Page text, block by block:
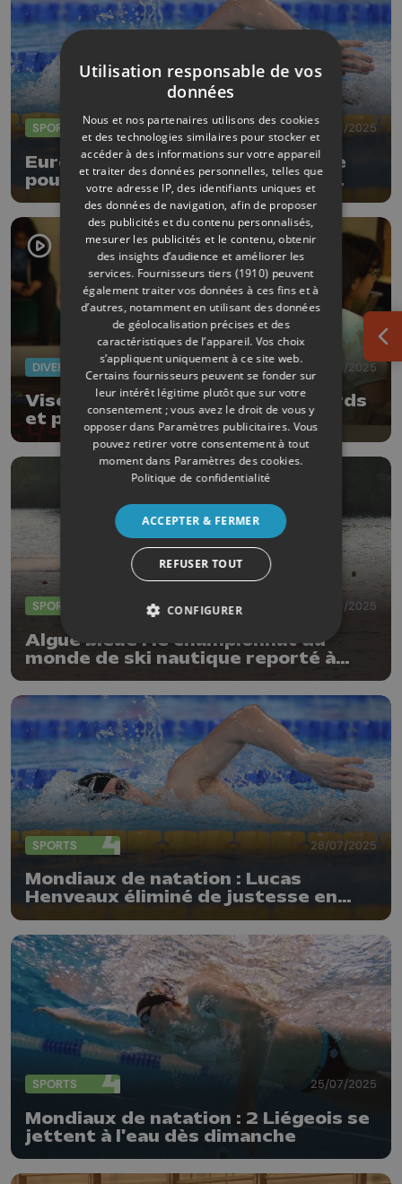
SPORTS 05/12/2025
Euro de natation : pas de médaille
pour Lucas Henveaux sur 200 m
nage libre
DIVERS 13/09/2025
Visé Open de Rubik's Cube : records
et passion
SPORTS 28/08/2025
Algue bleue : le championnat du
monde de ski nautique reporté à
vendredi
SPORTS 28/07/2025
Mondiaux de natation : Lucas
Henveaux éliminé de justesse en
SPORTS 25/07/2025
Mondiaux de natation : 2 Liégeois se
jettent à l'eau dès dimanche
Utilisation responsable de vos
données
Nous et nos partenaires utilisons des cookies
et des technologies similaires pour stocker et
accéder à des informations sur votre appareil
et traiter des données personnelles, telles que
votre adresse IP, des identifiants uniques et
des données de navigation, afin de proposer
des publicités et du contenu personnalisés,
mesurer les publicités et le contenu, obtenir
des insights d’audience et améliorer les
services. Fournisseurs tiers (1910) peuvent
également traiter vos données à ces fins et à
d’autres, notamment en utilisant des données
de géolocalisation précises et des
caractéristiques de l’appareil. Vos choix
s’appliquent uniquement à ce site web.
Certains fournisseurs peuvent se fonder sur
leur intérêt légitime plutôt que sur votre
consentement ; vous avez le droit de vous y
opposer dans Paramètres publicitaires. Vous
pouvez retirer votre consentement à tout
moment dans Paramètres des cookies.
Politique de confidentialité
ACCEPTER & FERMER
REFUSER TOUT
CONFIGURER